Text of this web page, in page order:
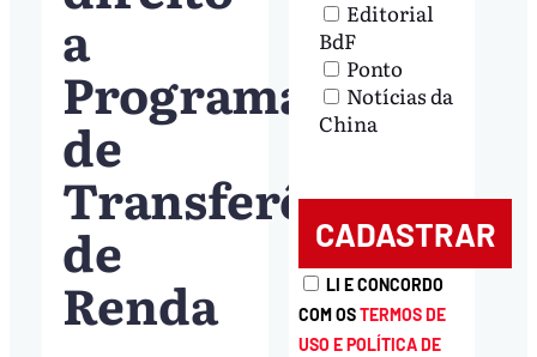
a
Programa
de
Transferência
de
Renda
Editorial
BdF
Ponto
Notícias da
China
LI E CONCORDO
COM OSTERMOS DE
USO E POLÍTICA DE